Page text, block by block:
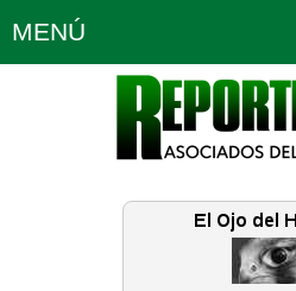
MENÚ
Política Opinión
Planeta Tierra
Educación